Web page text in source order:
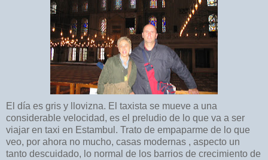
El día es gris y llovizna. El taxista se mueve a una
considerable velocidad, es el preludio de lo que va a ser
viajar en taxi en Estambul. Trato de empaparme de lo que
veo, por ahora no mucho, casas modernas , aspecto un
tanto descuidado, lo normal de los barrios de crecimiento de